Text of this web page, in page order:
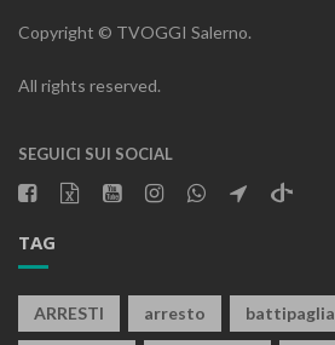
Copyright © TVOGGI Salerno.
All rights reserved.
SEGUICI SUI SOCIAL
TAG
ARRESTI arresto battipaglia